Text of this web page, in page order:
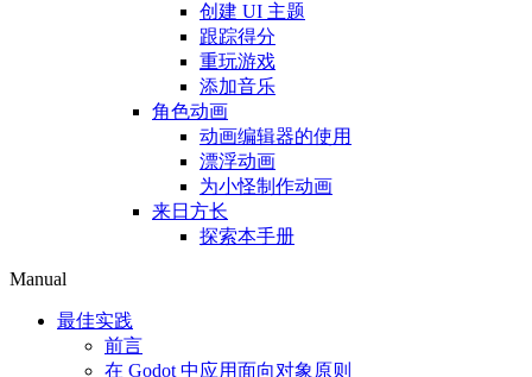
创建 UI 主题
跟踪得分
重玩游戏
添加音乐
角色动画
动画编辑器的使用
漂浮动画
为小怪制作动画
来日方长
探索本手册
Manual
最佳实践
前言
在 Godot 中应用面向对象原则